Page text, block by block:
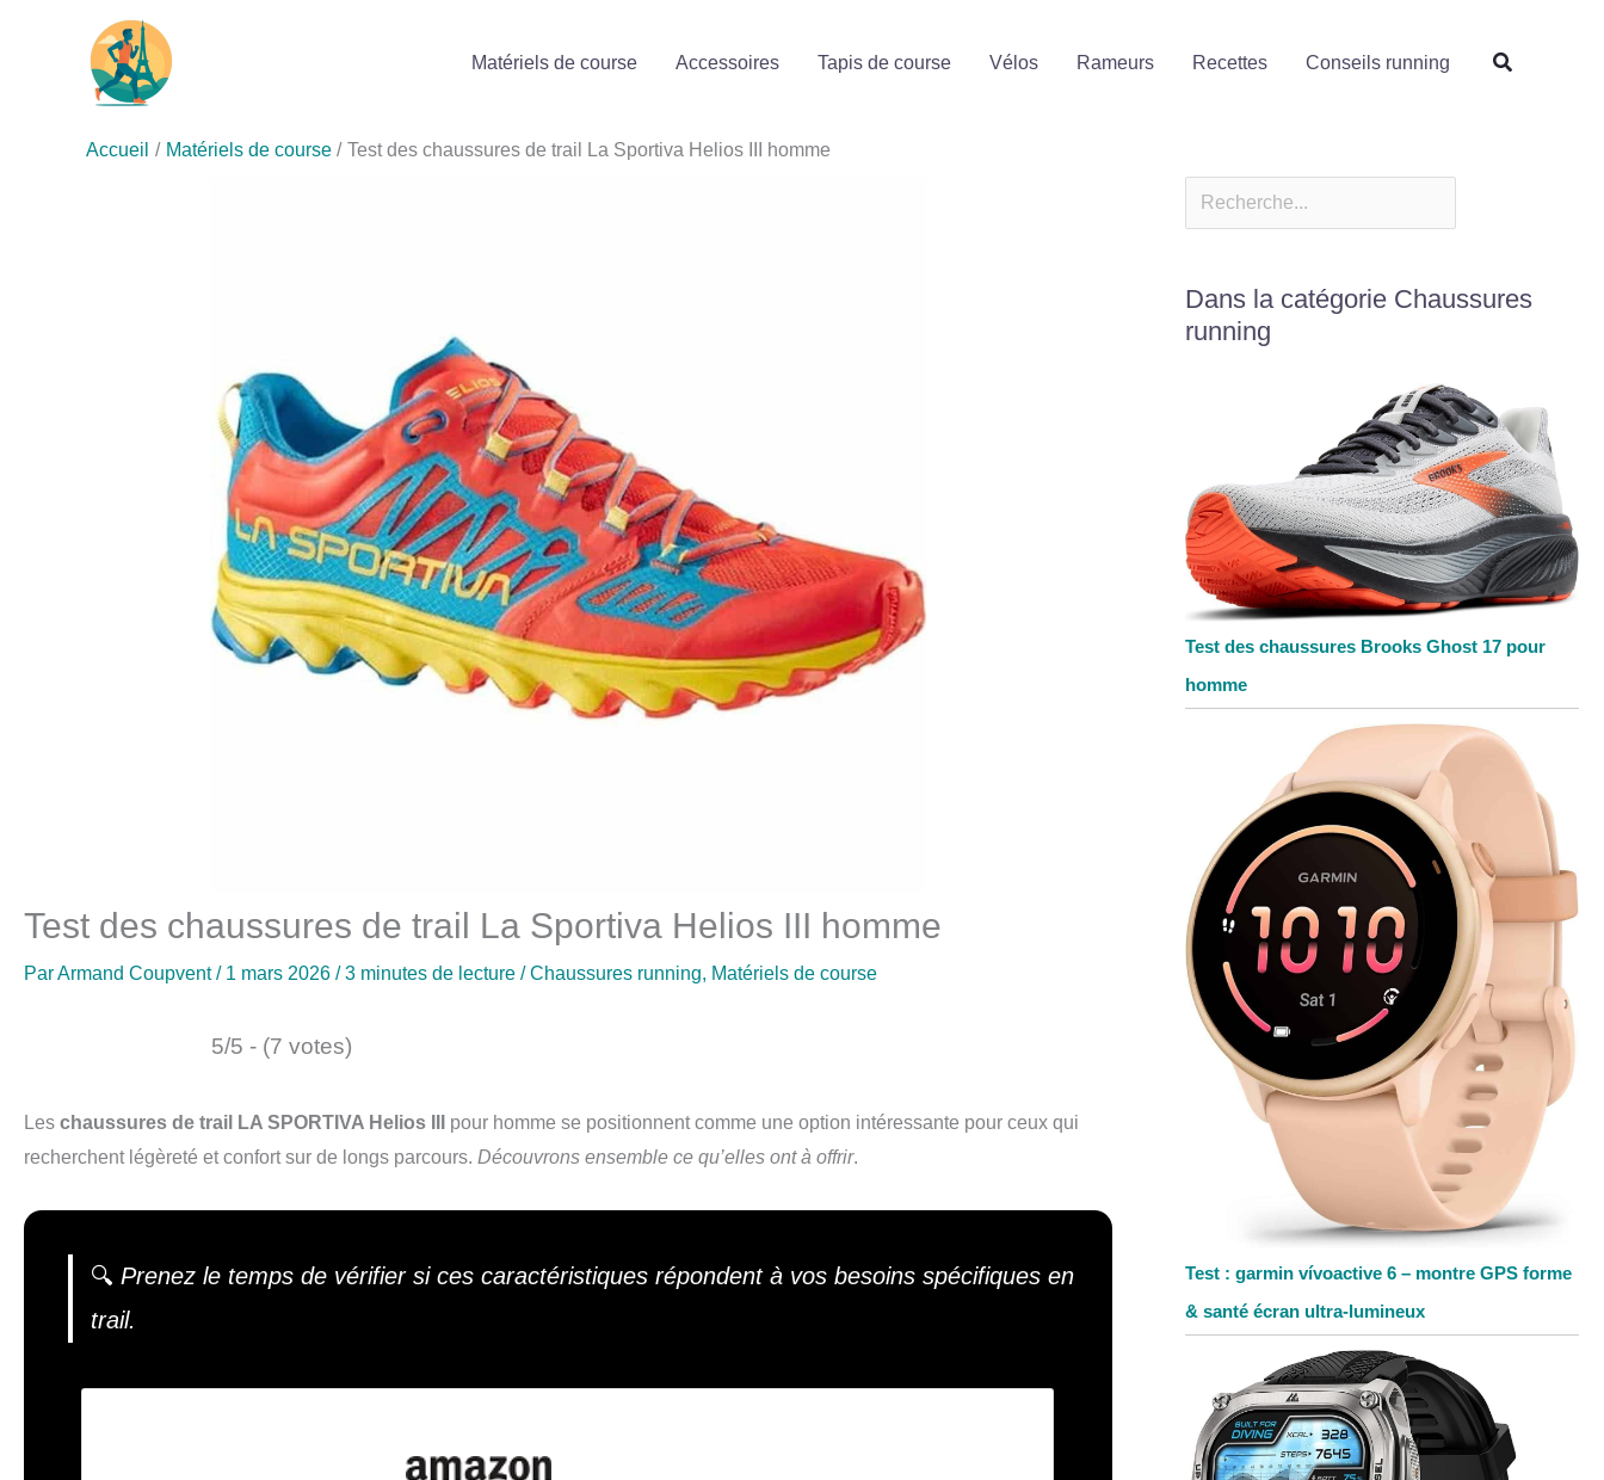
Matériels de course Accessoires Tapis de course Vélos Rameurs Recettes Conseils running
Accueil Matériels de course Test des chaussures de trail La Sportiva Helios III homme
Test des chaussures de trail La Sportiva Helios III homme
ParArmand Coupvent/ 1 mars 2026 /3 minutes de lecture /Chaussures running, Matériels de course
5/5 - (7 votes)
Les chaussures de trail LA SPORTIVA Helios III
pour homme se positionnent comme une option intéressante pour ceux qui
recherchent légèreté et confort sur de longs parcours. Découvrons ensemble ce qu’elles ont à offrir.
🔍 Prenez le temps de vérifier si ces caractéristiques répondent à vos besoins spécifiques en
trail.
Dans la catégorie Chaussures
running
Test des chaussures Brooks Ghost 17 pour
homme
Test : garmin vívoactive 6 – montre GPS forme
& santé écran ultra-lumineux